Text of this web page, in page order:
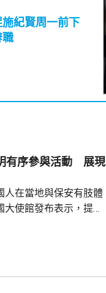
紀賢周一前下
有序參與活動 展現
人在當地與保安有肢體
使館發布表示，提醒
，展現中國公民良好